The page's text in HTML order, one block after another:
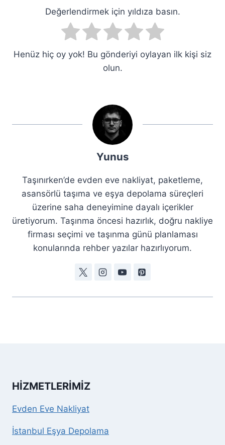
Değerlendirmek için yıldıza basın.
Henüz hiç oy yok! Bu gönderiyi oylayan ilk kişi siz
olun.
Yunus
Taşınırken’de evden eve nakliyat, paketleme,
asansörlü taşıma ve eşya depolama süreçleri
üzerine saha deneyimine dayalı içerikler
üretiyorum. Taşınma öncesi hazırlık, doğru nakliye
firması seçimi ve taşınma günü planlaması
konularında rehber yazılar hazırlıyorum.
HIZMETLERIMIZ
Evden Eve Nakliyat
İstanbul Eşya Depolama